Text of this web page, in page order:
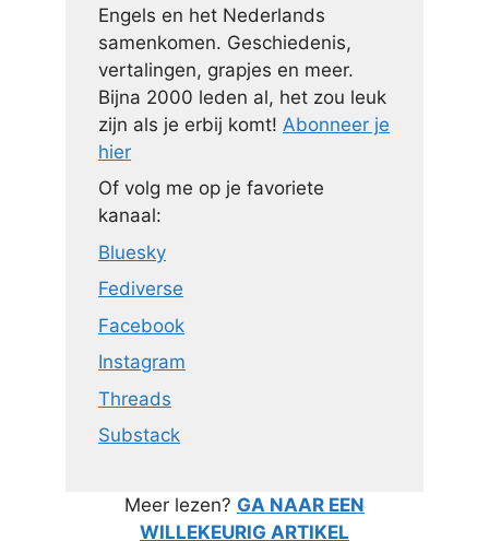
Engels en het Nederlands
samenkomen. Geschiedenis,
vertalingen, grapjes en meer.
Bijna 2000 leden al, het zou leuk
zijn als je erbij komt! Abonneer je
hier
Of volg me op je favoriete
kanaal:
Bluesky
Fediverse
Facebook
Instagram
Threads
Substack
Meer lezen? GA NAAR EEN
WILLEKEURIG ARTIKEL